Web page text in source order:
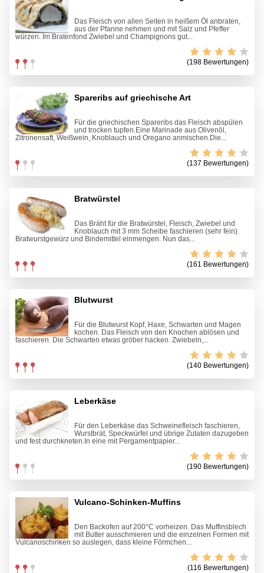
Das Fleisch von allen Seiten in heißem Öl anbraten,
aus der Pfanne nehmen und mit Salz und Pfeffer
würzen. Im Bratenfond Zwiebel und Champignons gut...
(198 Bewertungen)
Spareribs auf griechische Art
Für die griechischen Spareribs das Fleisch abspülen
und trocken tupfen.Eine Marinade aus Olivenöl,
Zitronensaft, Weißwein, Knoblauch und Oregano anmischen.Die...
(137 Bewertungen)
Bratwürstel
Das Bräht für die Bratwürstel, Fleisch, Zwiebel und
Knoblauch mit 3 mm Scheibe faschieren (sehr fein).
Bratwurstgewürz und Bindemittel einmengen. Nun das...
(161 Bewertungen)
Blutwurst
Für die Blutwurst Kopf, Haxe, Schwarten und Magen
kochen. Das Fleisch von den Knochen ablösen und
faschieren. Die Schwarten etwas gröber hacken. Zwiebeln,...
(140 Bewertungen)
Leberkäse
Für den Leberkäse das Schweinefleisch faschieren,
Wurstbrät, Speckwürfel und übrige Zutaten dazugeben
und fest durchkneten.In eine mit Pergamentpapier...
(190 Bewertungen)
Vulcano-Schinken-Muffins
Den Backofen auf 200°C vorheizen. Das Muffinsblech
mit Butter ausschmieren und die einzelnen Formen mit
Vulcanoschinken so auslegen, dass kleine Förmchen...
(116 Bewertungen)